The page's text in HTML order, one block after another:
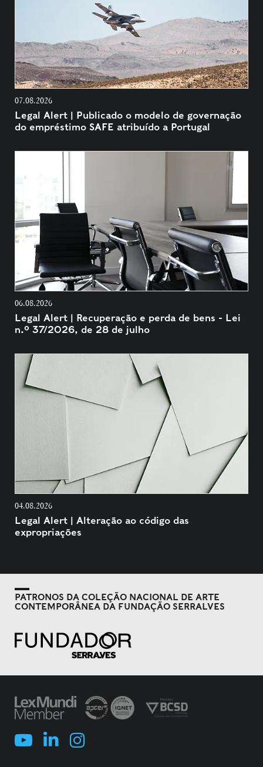
07.08.2026
Legal Alert | Publicado o modelo de governação
do empréstimo SAFE atribuído a Portugal
06.08.2026
Legal Alert | Recuperação e perda de bens - Lei
n.º 37/2026, de 28 de julho
04.08.2026
Legal Alert | Alteração ao código das
expropriações
PATRONOS DA COLEÇÃO NACIONAL DE ARTE
CONTEMPORÂNEA DA FUNDAÇÃO SERRALVES